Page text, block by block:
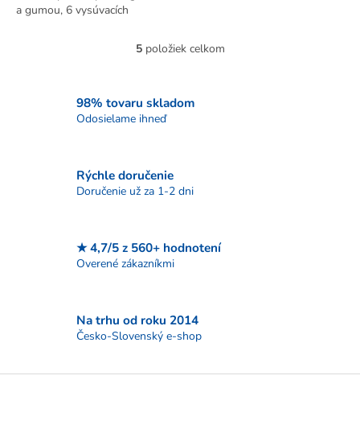
a gumou, 6 vysúvacích
montážne súčiastky, fialové
prevedenie, pre záhradné aj
O
á
p
k
y
i
s
u
5položiek celkom
98% tovaru skladom
Odosielame ihneď
Rýchle doručenie
Doručenie už za 1-2 dni
★ 4,7/5 z 560+ hodnotení
Overené zákazníkmi
Na trhu od roku 2014
Česko-Slovenský e-shop
Z